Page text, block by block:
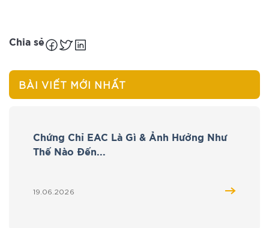
Chia sẻ
BÀI VIẾT MỚI NHẤT
Chứng Chỉ EAC Là Gì & Ảnh Hưởng Như
Thế Nào Đến...
19.06.2026